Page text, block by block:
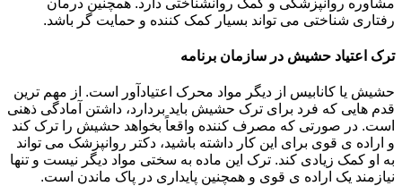
رفتاری شناختی می تواند بسیار کمک کننده و حمایت گر باشد.
ترک اعتیاد حشیش در سازمان برنامه
حشیش یا کانابیس از دیگر مواد محرک اعتیادآور است. از مهم ترین
قدم هایی که فرد برای ترک حشیش باید بردارد، داشتن آمادگی ذهنی
است. در صورتی که مصرف کننده واقعاً بخواهد حشیش را ترک کند
و اراده ی قوی برای این کار داشته باشید، دکتر روانپزشک می تواند
به او کمک زیادی کند. ترک این ماده به سختی مواد دیگر نیست و تنها
نیازمند یک اراده ی قوی و همچنین پایداری در پاک ماندن است.